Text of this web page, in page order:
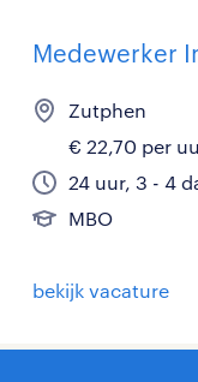
Medewerker
Zutphen
€ 22,70 per
24 uur, 3 - 4
MBO
bekijk vacature